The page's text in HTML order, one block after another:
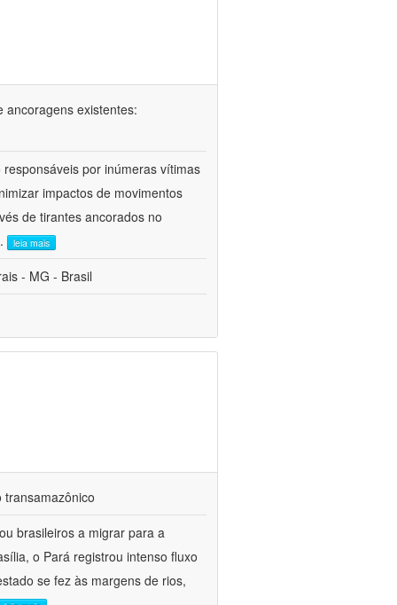
ancoragens existentes:
por inúmeras vítimas
impactos de movimentos
de tirantes ancorados no
leia mais
- MG - Brasil
brasileiros a migrar para a
o Pará registrou intenso fluxo
se fez às margens de rios,